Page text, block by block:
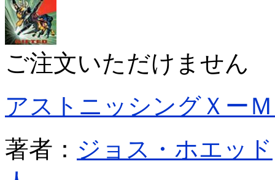
ご注文いただけません
アストニッシングＸー
著者： ジョス・ホエッド